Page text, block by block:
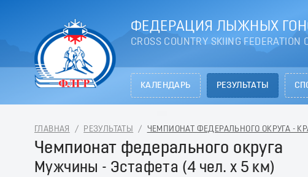
ФЕДЕРАЦИЯ ЛЫЖНЫХ
CROSS COUNTRY SKIING FEDERATION
КАЛЕНДАРЬ РЕЗУЛЬТАТЫ
ГЛАВНАЯ / РЕЗУЛЬТАТЫ / ЧЕМПИОНАТ ФЕДЕРАЛЬНОГО ОКРУГА -
Чемпионат федерального округа
Мужчины - Эстафета (4 чел. х 5 км)